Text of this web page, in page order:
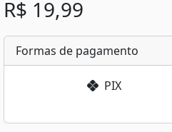
R$ 19,99
Formas de pagamento
PIX